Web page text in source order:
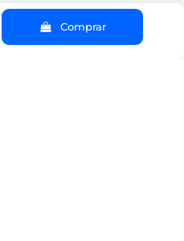
Comprar
Política de cookies |
Aviso legal y